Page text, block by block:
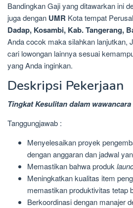
Bandingkan Gaji yang ditawarkan ini
juga dengan UMR Kota tempat
Dadap, Kosambi, Kab. Tangerang,
Anda cocok maka silahkan lanjutkan,
cari lowongan lainnya sesuai
yang Anda inginkan.
Deskripsi Pekerjaan
Tingkat Kesulitan dalam
Tanggungjawab :
Menyelesaikan proyek
dengan anggaran dan jadwal
Memastikan bahwa produk
Meningkatkan kualitas item
memastikan produktivitas tetap
Berkoordinasi dengan manajer